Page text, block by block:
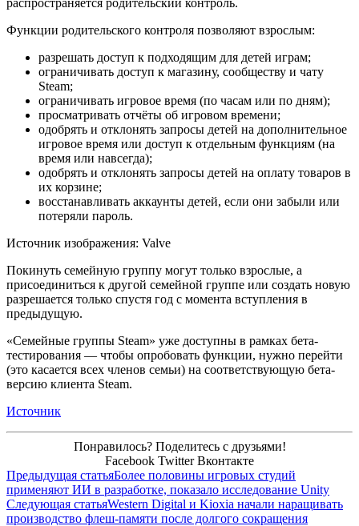
Функции родительского контроля позволяют взрослым:
разрешать доступ к подходящим для детей играм;
ограничивать доступ к магазину, сообществу и чату
Steam;
ограничивать игровое время (по часам или по дням);
просматривать отчёты об игровом времени;
одобрять и отклонять запросы детей на дополнительное
игровое время или доступ к отдельным функциям (на
время или навсегда);
одобрять и отклонять запросы детей на оплату товаров в
их корзине;
восстанавливать аккаунты детей, если они забыли или
потеряли пароль.
Источник изображения: Valve
Покинуть семейную группу могут только взрослые, а
присоединиться к другой семейной группе или создать новую
разрешается только спустя год с момента вступления в
предыдущую.
«Семейные группы Steam» уже доступны в рамках бета-
тестирования — чтобы опробовать функции, нужно перейти
(это касается всех членов семьи) на соответствующую бета-
версию клиента Steam.
Источник
Понравилось? Поделитесь с друзьями!
Facebook Twitter Вконтакте
Предыдущая статьяБолее половины игровых студий
применяют ИИ в разработке, показало исследование Unity
Следующая статьяWestern Digital и Kioxia начали наращивать
производство флеш-памяти после долгого сокращения